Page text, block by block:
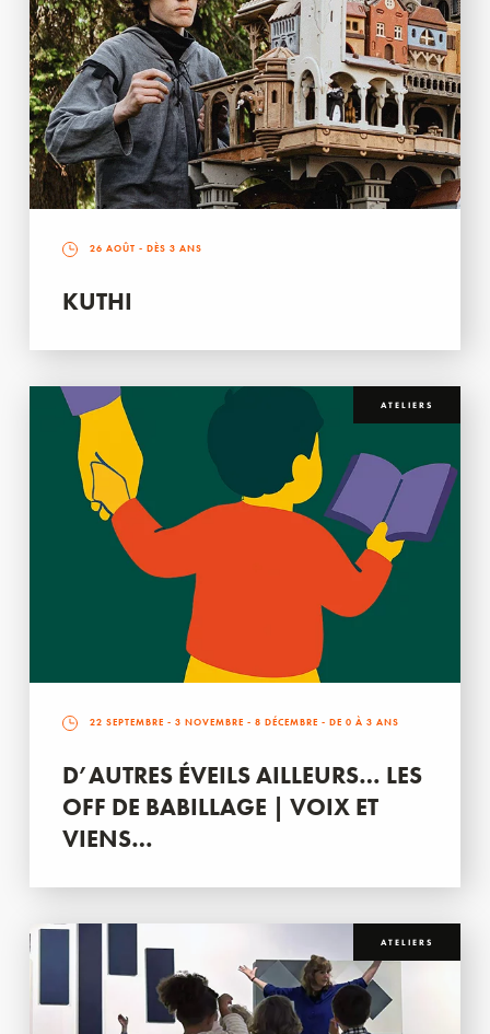
26 AOÛT - DÈS 3 ANS
KUTHI
ATELIERS
22 SEPTEMBRE - 3 NOVEMBRE - 8 DÉCEMBRE - DE 0 À 3 ANS
D’AUTRES ÉVEILS AILLEURS… LES
OFF DE BABILLAGE | VOIX ET
VIENS…
ATELIERS